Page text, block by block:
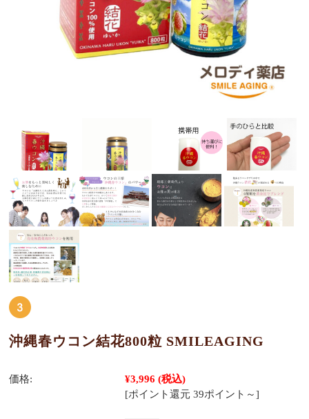
沖縄春ウコン結花800粒 SMILEAGING
価格: ¥3,996 (税込)
[ポイント還元 39ポイント～]